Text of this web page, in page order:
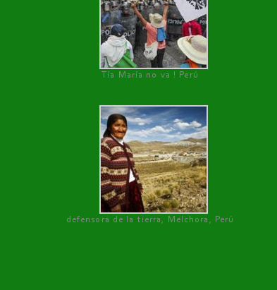
Tía María no va ! Perú
defensora de la tierra, Melchora, Perú